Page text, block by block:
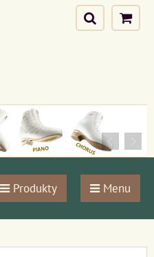
Produkty Menu